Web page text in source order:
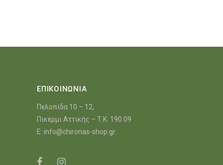
ΕΠΙΚΟΙΝΩΝΙΑ
Πελοπίδα 10 – 12,
Πικέρμι Αττικής – Τ.Κ. 190 09
E: info@chironas-shop.gr